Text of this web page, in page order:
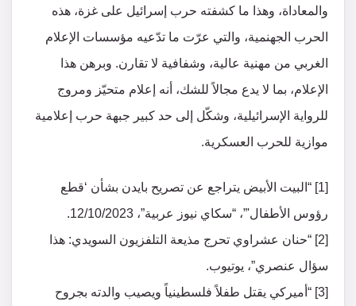
والمعاداة، وهذا ما كشفته حرب إسرائيل على غزة، هذه
الحرب الجهنمية، والتي عرّت ما تدّعيه مؤسسات الإعلام
الغربي من مهنية عالية، وشفافية لا تقارن. وبرهن هذا
الإعلام، بما لا يدع مجالاً للشك، أنه إعلام متحيّز ومروج
للرواية الإسرائيلية، وشكّل إلى حد كبير جبهة حرب إعلامية
موازية للحرب العسكرية.
[1] “البيت الأبيض يتراجع عن تصريح بايدن بشأن ‘قطع
رؤوس الأطفال'”، “سكاي نيوز عربية”، 12/10/2023.
[2] “حنان عشراوي تحرج مذيعة التلفزيون السويدي: هذا
سؤال عنصري”، يوتيوب.
[3] “أميركي يقتل طفلاً فلسطينياً ويصيب والدته بجروح